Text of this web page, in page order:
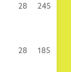
28 245
28 185